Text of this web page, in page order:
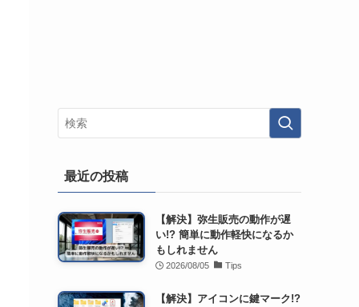
最近の投稿
【解決】弥生販売の動作が遅
い!? 簡単に動作軽快になるか
もしれません
2026/08/05 Tips
【解決】アイコンに鍵マーク!?